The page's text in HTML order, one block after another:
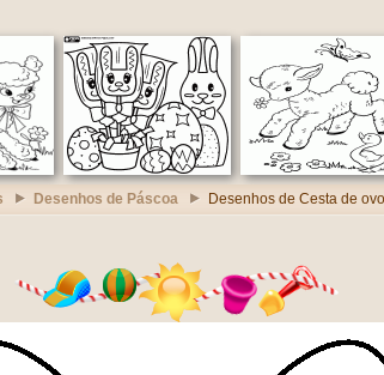
Desenhos de Páscoa Desenhos de Cesta de